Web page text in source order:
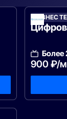
БИЗНЕС
Более
900 ₽/